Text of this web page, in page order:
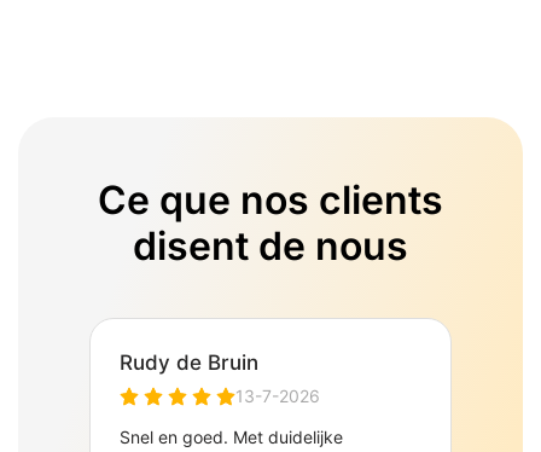
Ce que nos clients
disent de nous